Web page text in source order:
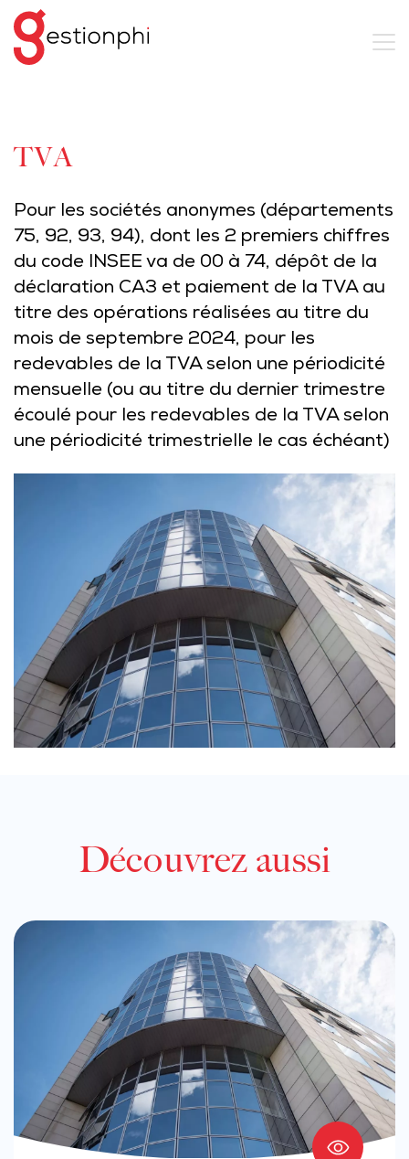
TVA
Pour les sociétés anonymes (départements
75, 92, 93, 94), dont les 2 premiers chiffres
du code INSEE va de 00 à 74, dépôt de la
déclaration CA3 et paiement de la TVA au
titre des opérations réalisées au titre du
mois de septembre 2024, pour les
redevables de la TVA selon une périodicité
mensuelle (ou au titre du dernier trimestre
écoulé pour les redevables de la TVA selon
une périodicité trimestrielle le cas échéant)
Découvrez aussi